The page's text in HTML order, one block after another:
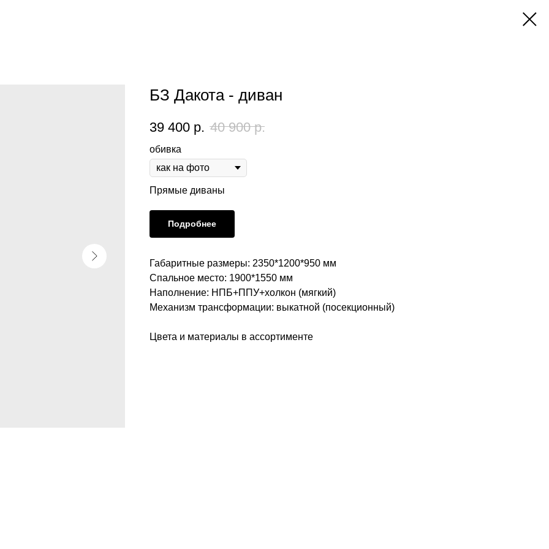
БЗ Дакота - диван
39 400 р. 40 900 р.
обивка
Прямые диваны
Подробнее
Габаритные размеры: 2350*1200*950 мм
Спальное место: 1900*1550 мм
Наполнение: НПБ+ППУ+холкон (мягкий)
Механизм трансформации: выкатной (посекционный)
Цвета и материалы в ассортименте